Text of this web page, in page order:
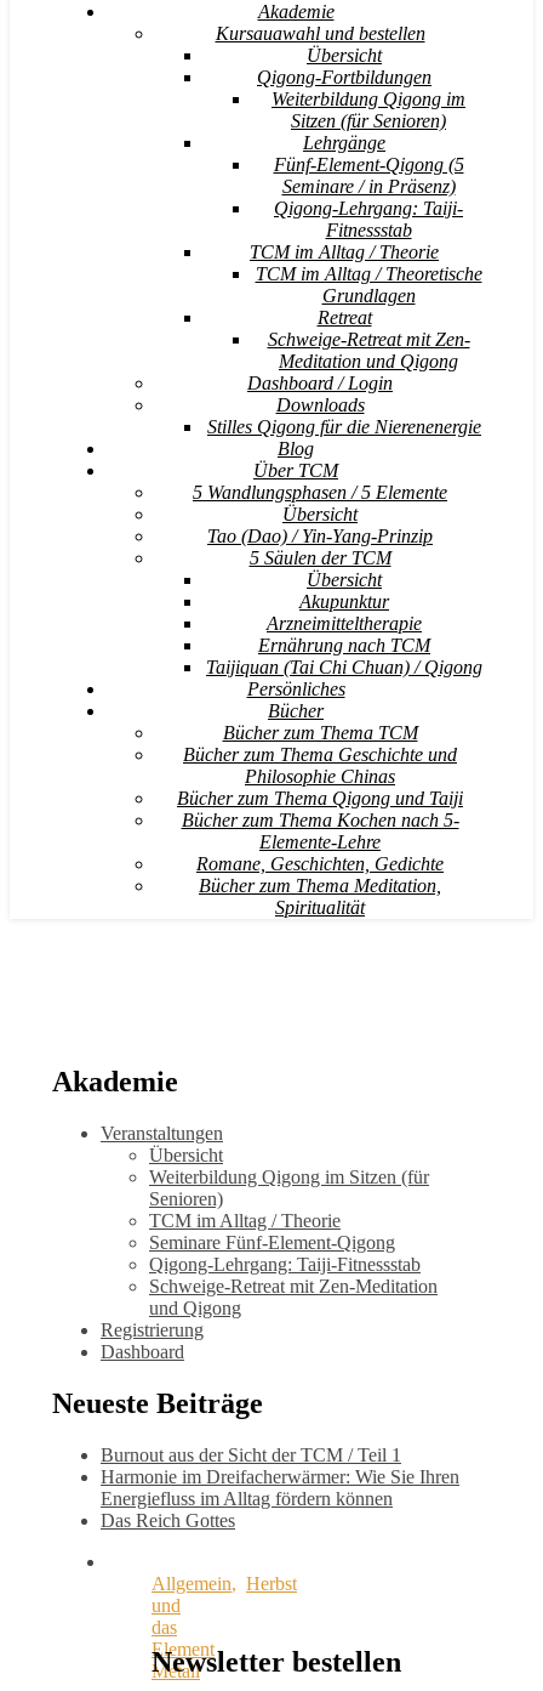
Akademie
Kursauawahl und bestellen
Übersicht
Qigong-Fortbildungen
Weiterbildung Qigong im
Sitzen (für Senioren)
Lehrgänge
Fünf-Element-Qigong (5
Seminare / in Präsenz)
Qigong-Lehrgang: Taiji-
Fitnessstab
TCM im Alltag / Theorie
TCM im Alltag / Theoretische
Grundlagen
Retreat
Schweige-Retreat mit Zen-
Meditation und Qigong
Dashboard / Login
Downloads
Stilles Qigong für die Nierenenergie
Blog
Über TCM
5 Wandlungsphasen / 5 Elemente
Übersicht
Tao (Dao) / Yin-Yang-Prinzip
5 Säulen der TCM
Übersicht
Akupunktur
Arzneimitteltherapie
Ernährung nach TCM
Taijiquan (Tai Chi Chuan) / Qigong
Persönliches
Bücher
Bücher zum Thema TCM
Bücher zum Thema Geschichte und
Philosophie Chinas
Bücher zum Thema Qigong und Taiji
Bücher zum Thema Kochen nach 5-
Elemente-Lehre
Romane, Geschichten, Gedichte
Bücher zum Thema Meditation,
Spiritualität
Akademie
Veranstaltungen
Übersicht
Weiterbildung Qigong im Sitzen (für
Senioren)
TCM im Alltag / Theorie
Seminare Fünf-Element-Qigong
Qigong-Lehrgang: Taiji-Fitnessstab
Schweige-Retreat mit Zen-Meditation
und Qigong
Registrierung
Dashboard
Neueste Beiträge
Burnout aus der Sicht der TCM / Teil 1
Harmonie im Dreifacherwärmer: Wie Sie Ihren
Energiefluss im Alltag fördern können
Das Reich Gottes
Allgemein, Herbst
und
das
Element
Metall
Newsletter bestellen